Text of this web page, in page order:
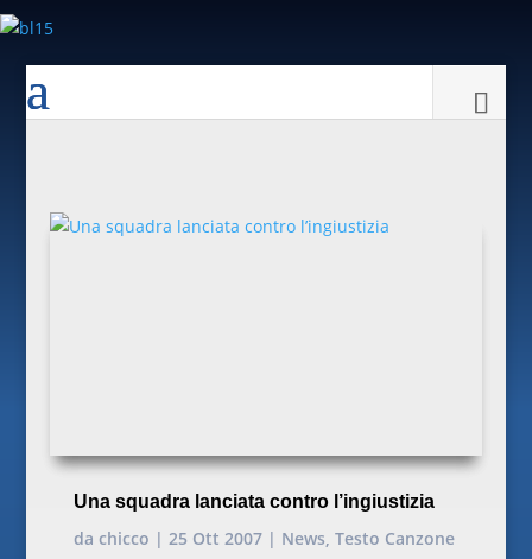
Una squadra lanciata contro l’ingiustizia
da chicco | 25 Ott 2007| News, Testo Canzone